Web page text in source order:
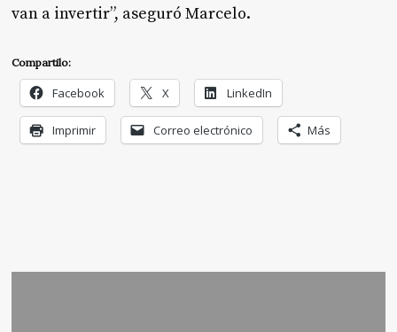
van a invertir”, aseguró Marcelo.
Compartilo:
Facebook X LinkedIn
Imprimir Correo electrónico Más